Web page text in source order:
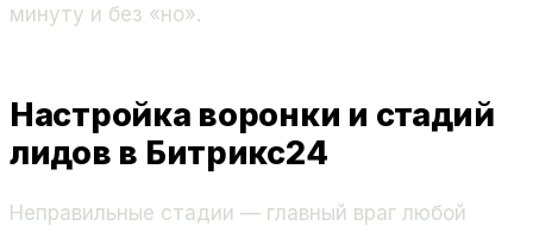
минуту и без «но».
Настройка воронки и стадий
лидов в Битрикс24
Неправильные стадии — главный враг любой